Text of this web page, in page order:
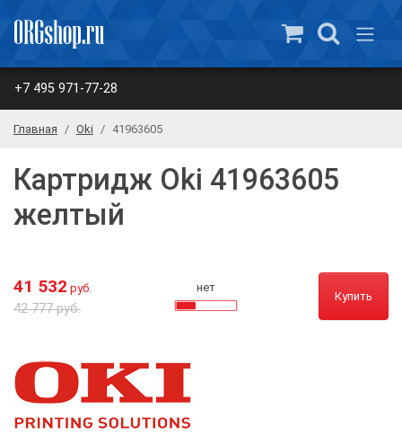
+7 495 971-77-28
Главная Oki 41963605
Картридж Oki 41963605
желтый
41 532 руб.
42 777 руб.
нет
Купить